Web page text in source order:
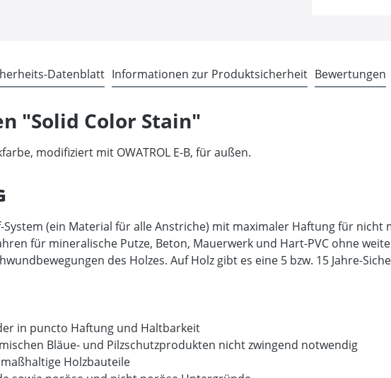
Datenblatt Informationen zur Produktsicherheit Bewertungen
"Solid Color Stain"
modifiziert mit OWATROL E-B, für außen.
(ein Material für alle Anstriche) mit maximaler Haftung für
für mineralische Putze, Beton, Mauerwerk und Hart-PVC ohne
des Holzes. Auf Holz gibt es eine 5 bzw. 15 Jahre-
in puncto Haftung und Haltbarkeit
Bläue- und Pilzschutzprodukten nicht zwingend notwendig
Holzbauteile